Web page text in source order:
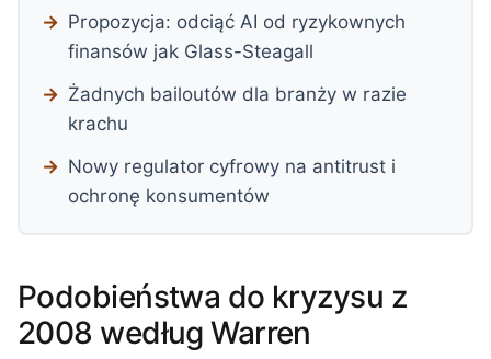
Propozycja: odciąć AI od ryzykownych
finansów jak Glass-Steagall
Żadnych bailoutów dla branży w razie
krachu
Nowy regulator cyfrowy na antitrust i
ochronę konsumentów
Podobieństwa do kryzysu z
2008 według Warren